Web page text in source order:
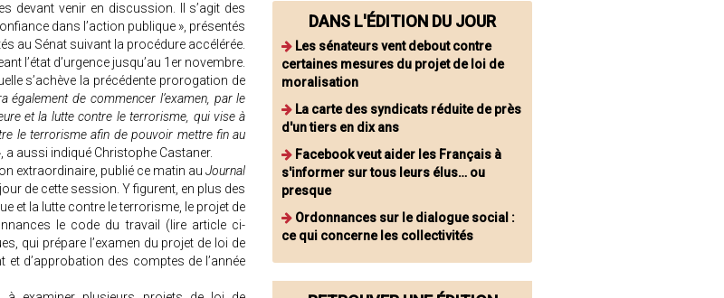
devant venir en discussion. Il s’agit des
dans l’action publique », présentés
au Sénat suivant la procédure accélérée.
l’état d’urgence jusqu’au 1er novembre.
s’achève la précédente prorogation de
également de commencer l’examen, par le
et la lutte contre le terrorisme, qui vise à
le terrorisme afin de pouvoir mettre fin au
a aussi indiqué Christophe Castaner.
extraordinaire, publié ce matin auJournal
de cette session. Y figurent, en plus des
et la lutte contre le terrorisme, le projet de
le code du travail (lire article ci-
qui prépare l’examen du projet de loi de
et d’approbation des comptes de l’année
DANS L'ÉDITION DU JOUR
Les sénateurs vent debout contre
certaines mesures du projet de loi de
moralisation
La carte des syndicats réduite de près
d'un tiers en dix ans
Facebook veut aider les Français à
s'informer sur tous leurs élus… ou
presque
Ordonnances sur le dialogue social :
ce qui concerne les collectivités